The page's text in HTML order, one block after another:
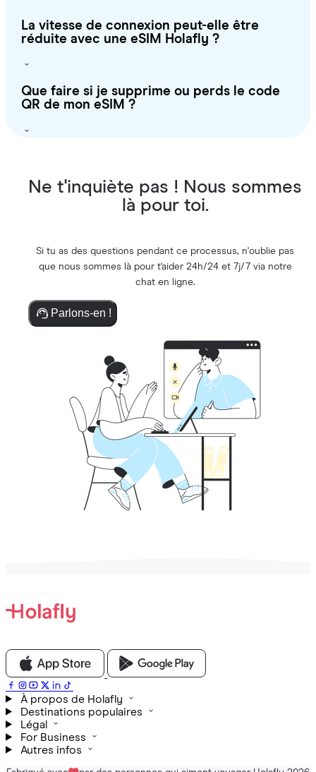
La vitesse de connexion peut-elle être
réduite avec une eSIM Holafly ?
Que faire si je supprime ou perds le code
QR de mon eSIM ?
Ne t'inquiète pas ! Nous sommes
là pour toi.
Si tu as des questions pendant ce processus, n'oublie pas
que nous sommes là pour t'aider 24h/24 et 7j/7 via notre
chat en ligne.
Parlons-en !
À propos de Holafly
Destinations populaires
Légal
For Business
Autres infos